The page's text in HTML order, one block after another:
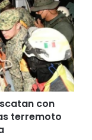
con
terremoto